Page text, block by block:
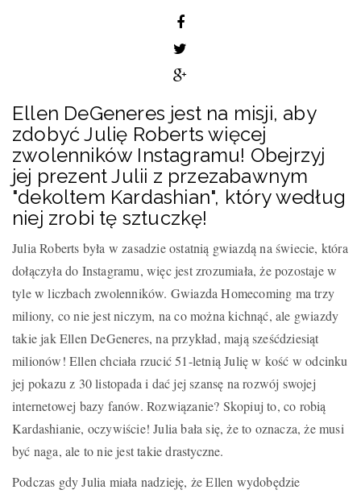
Ellen DeGeneres jest na misji, aby
zdobyć Julię Roberts więcej
zwolenników Instagramu! Obejrzyj
jej prezent Julii z przezabawnym
"dekoltem Kardashian", który według
niej zrobi tę sztuczkę!
Julia Roberts była w zasadzie ostatnią gwiazdą na świecie, która
dołączyła do Instagramu, więc jest zrozumiała, że pozostaje w
tyle w liczbach zwolenników. Gwiazda Homecoming ma trzy
miliony, co nie jest niczym, na co można kichnąć, ale gwiazdy
takie jak Ellen DeGeneres, na przykład, mają sześćdziesiąt
milionów! Ellen chciała rzucić 51-letnią Julię w kość w odcinku
jej pokazu z 30 listopada i dać jej szansę na rozwój swojej
internetowej bazy fanów. Rozwiązanie? Skopiuj to, co robią
Kardashianie, oczywiście! Julia bała się, że to oznacza, że musi
być naga, ale to nie jest takie drastyczne.
Podczas gdy Julia miała nadzieję, że Ellen wydobędzie